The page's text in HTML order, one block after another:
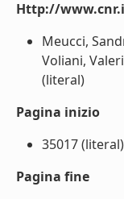
Http://
Meucci,
Voliani,
(literal)
Pagina inizio
35017 (literal)
Pagina fine